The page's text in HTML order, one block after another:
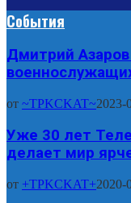
События
Дмитрий
от ~TPKCKAT~2023-
Уже 30 лет
делает мир
от +TPKCKAT+2020-